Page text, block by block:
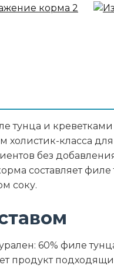
тунца и
класса
без
составляет филе
соку.
60% филе
продукт